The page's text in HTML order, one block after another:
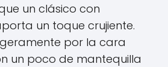
un clásico con
un toque crujiente.
por la cara
un poco de mantequilla